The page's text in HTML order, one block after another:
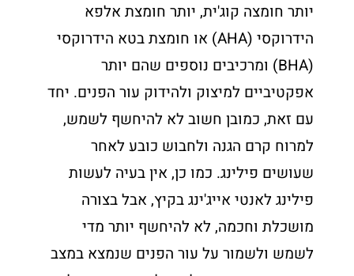
יותר חומצה קוג'ית, יותר חומצת אלפא
הידרוקסי (AHA) או חומצת בטא הידרוקסי
(BHA) ומרכיבים נוספים שהם יותר
אפקטיביים למיצוק ולהידוק עור הפנים. יחד
עם זאת, כמובן חשוב לא להיחשף לשמש,
למרוח קרם הגנה ולחבוש כובע לאחר
שעושים פילינג. כמו כן, אין בעיה לעשות
פילינג לאנטי אייג'ינג בקיץ, אבל בצורה
מושכלת וחכמה, לא להיחשף יותר מדי
לשמש ולשמור על עור הפנים שנמצא במצב